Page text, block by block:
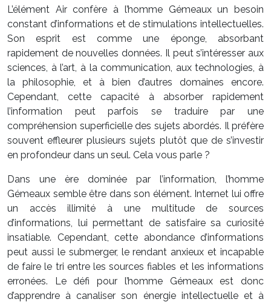
L’élément Air confère à l’homme Gémeaux un besoin
constant d’informations et de stimulations intellectuelles.
Son esprit est comme une éponge, absorbant
rapidement de nouvelles données. Il peut s’intéresser aux
sciences, à l’art, à la communication, aux technologies, à
la philosophie, et à bien d’autres domaines encore.
Cependant, cette capacité à absorber rapidement
l’information peut parfois se traduire par une
compréhension superficielle des sujets abordés. Il préfère
souvent effleurer plusieurs sujets plutôt que de s’investir
en profondeur dans un seul. Cela vous parle ?
Dans une ère dominée par l’information, l’homme
Gémeaux semble être dans son élément. Internet lui offre
un accès illimité à une multitude de sources
d’informations, lui permettant de satisfaire sa curiosité
insatiable. Cependant, cette abondance d’informations
peut aussi le submerger, le rendant anxieux et incapable
de faire le tri entre les sources fiables et les informations
erronées. Le défi pour l’homme Gémeaux est donc
d’apprendre à canaliser son énergie intellectuelle et à